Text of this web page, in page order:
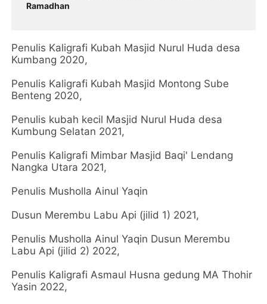
Ramadhan
Penulis Kaligrafi Kubah Masjid Nurul Huda desa
Kumbang 2020,
Penulis Kaligrafi Kubah Masjid Montong Sube
Benteng 2020,
Penulis kubah kecil Masjid Nurul Huda desa
Kumbung Selatan 2021,
Penulis Kaligrafi Mimbar Masjid Baqi' Lendang
Nangka Utara 2021,
Penulis Musholla Ainul Yaqin
Dusun Merembu Labu Api (jilid 1) 2021,
Penulis Musholla Ainul Yaqin Dusun Merembu
Labu Api (jilid 2) 2022,
Penulis Kaligrafi Asmaul Husna gedung MA Thohir
Yasin 2022,